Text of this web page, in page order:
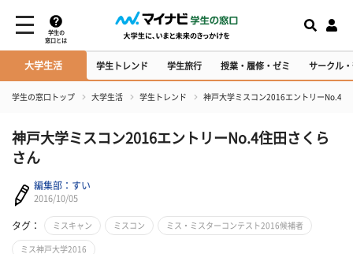
学生の
窓口とは
大学生活 学生トレンド 学生旅行 授業・履修・ゼミ サークル
学生の窓口トップ 大学生活 学生トレンド 神戸大学ミスコン2016エントリーNo.4住
神戸大学ミスコン2016エントリーNo.4住田さくら
さん
編集部：すい
2016/10/05
タグ： ミスキャン ミスコン ミス・ミスターコンテスト2016候補者
ミス神戸大学2016